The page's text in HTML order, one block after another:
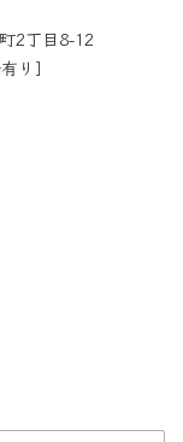
2丁目8-12
り］